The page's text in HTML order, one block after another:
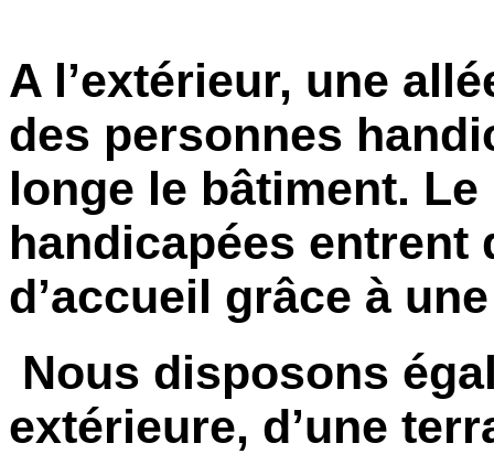
A l’extérieur, une
des personnes
longe le bâtiment.
handicapées entrent
d’accueil grâce à
Nous disposons
extérieure, d’une